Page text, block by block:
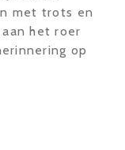
met trots en
het roer
op